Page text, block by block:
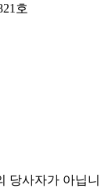
호
당사자가 아닙니